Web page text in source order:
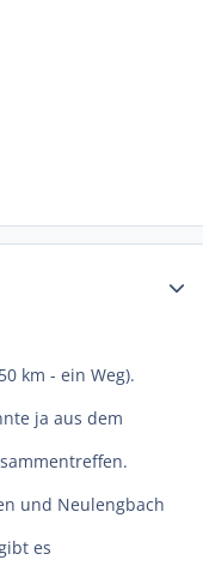
km - ein Weg).
ja aus dem
und Neulengbach
es